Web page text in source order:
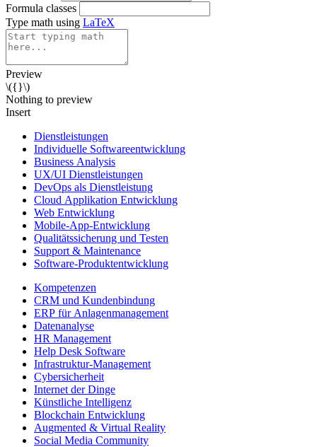
Formula classes
Type math using LaTeX
Preview
\({}\)
Nothing to preview
Insert
Dienstleistungen
Individuelle Softwareentwicklung
Business Analysis
UX/UI Dienstleistungen
DevOps als Dienstleistung
Cloud Applikation Entwicklung
Web Entwicklung
Mobile-App-Entwicklung
Qualitätssicherung und Testen
Support & Maintenance
Software-Produktentwicklung
Kompetenzen
CRM und Kundenbindung
ERP für Anlagenmanagement
Datenanalyse
HR Management
Help Desk Software
Infrastruktur-Management
Cybersicherheit
Internet der Dinge
Künstliche Intelligenz
Blockchain Entwicklung
Augmented & Virtual Reality
Social Media Community